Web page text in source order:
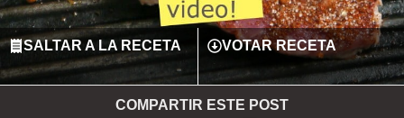
SALTAR A LA RECETA VOTAR RECETA
COMPARTIR ESTE POST